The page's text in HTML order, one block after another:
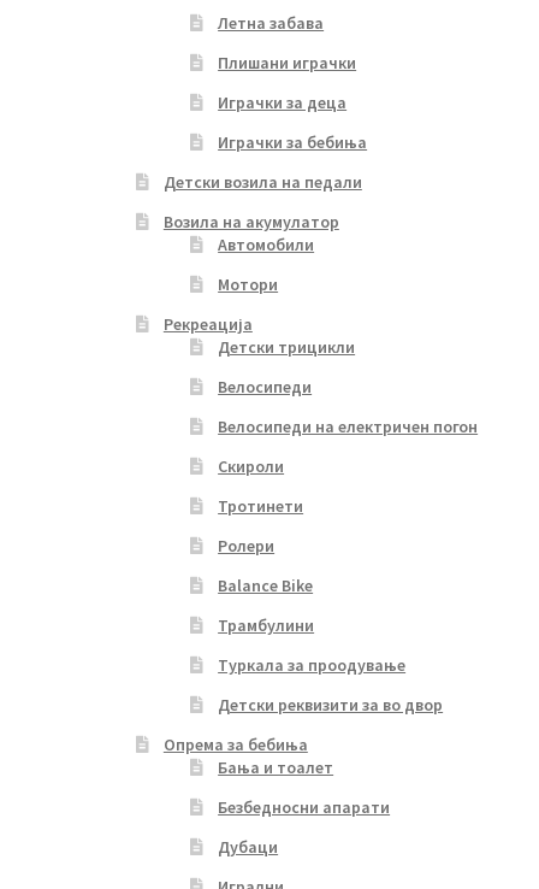
Летна забава
Плишани играчки
Играчки за деца
Играчки за бебиња
Детски возила на педали
Возила на акумулатор
Автомобили
Мотори
Рекреација
Детски трицикли
Велосипеди
Велосипеди на електричен погон
Скироли
Тротинети
Ролери
Balance Bike
Трамбулини
Туркала за проодување
Детски реквизити за во двор
Опрема за бебиња
Бања и тоалет
Безбедносни апарати
Дубаци